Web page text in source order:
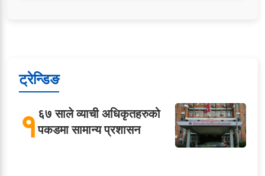
ट्रेन्डिङ
१६७ साले व्याची अधिकृतहरुको
पकडमा सामान्य प्रशासन